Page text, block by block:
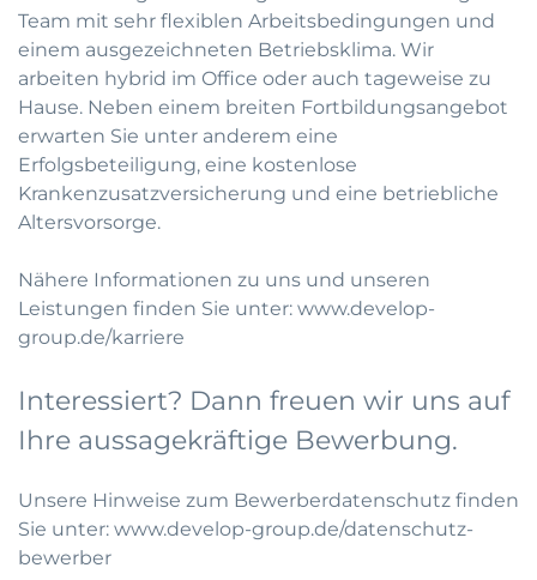
Team mit sehr flexiblen Arbeitsbedingungen und
einem ausgezeichneten Betriebsklima. Wir
arbeiten hybrid im Office oder auch tageweise zu
Hause. Neben einem breiten Fortbildungsangebot
erwarten Sie unter anderem eine
Erfolgsbeteiligung, eine kostenlose
Krankenzusatzversicherung und eine betriebliche
Altersvorsorge.
Nähere Informationen zu uns und unseren
Leistungen finden Sie unter: www.develop-
group.de/karriere
Interessiert? Dann freuen wir uns auf
Ihre aussagekräftige Bewerbung.
Unsere Hinweise zum Bewerberdatenschutz finden
Sie unter: www.develop-group.de/datenschutz-
bewerber